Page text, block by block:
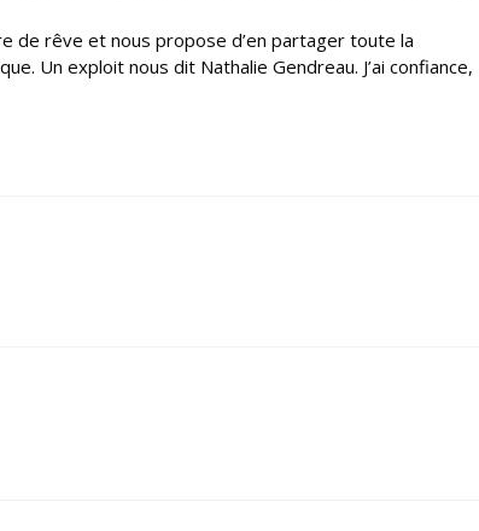
de rêve et nous propose d’en partager toute la
Un exploit nous dit Nathalie Gendreau. J’ai confiance,